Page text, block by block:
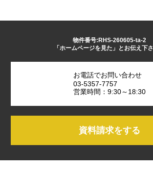
物件番号:RHS-260605-ta-2
「ホームページを見た」とお伝え下さ
お電話でお問い合わせ
03-5357-7757
営業時間：9:30～18:30
資料請求をする